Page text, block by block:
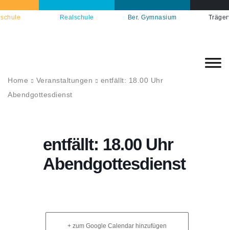
Realschule Ber. Gymnasium
Home Veranstaltungen
entfällt: 18.00 Uhr
Abendgottesdienst
entfällt: 18.00 Uhr
Abendgottesdienst
+ zum Google Calendar hinzufügen